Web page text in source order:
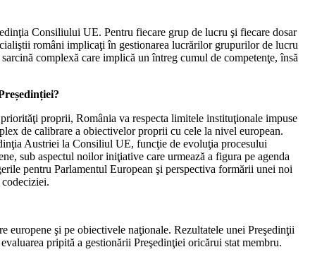
Consiliului UE. Pentru fiecare grup de lucru şi fiecare dosar
români implicaţi în gestionarea lucrărilor grupurilor de lucru
complexă care implică un întreg cumul de competenţe, însă
proprii, România va respecta limitele instituţionale impuse
de calibrare a obiectivelor proprii cu cele la nivel european.
Austriei la Consiliul UE, funcţie de evoluţia procesului
sub aspectul noilor iniţiative care urmează a figura pe agenda
pentru Parlamentul European şi perspectiva formării unei noi
europene şi pe obiectivele naţionale. Rezultatele unei Preşedinţii
pripită a gestionării Preşedinţiei oricărui stat membru.